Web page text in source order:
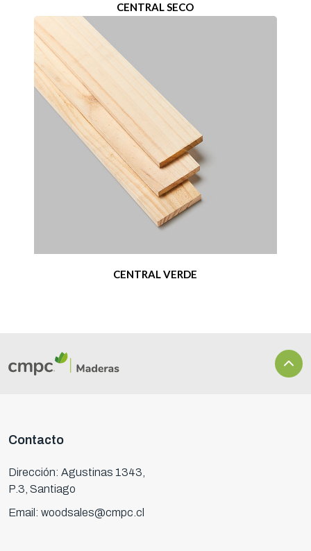
CENTRAL SECO
CENTRAL VERDE
Contacto
Dirección: Agustinas 1343,
P.3, Santiago
Email: woodsales@cmpc.cl